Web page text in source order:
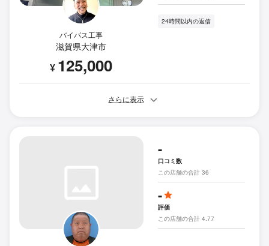
バイパス工事
滋賀県大津市
¥ 125,000
24時間以内の返信
さらに表示
-
口コミ数
この店舗の合計 36
-
評価
この店舗の合計 4.77